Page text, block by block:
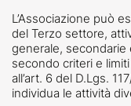
L’Associazione può
del Terzo settore,
generale,
secondo criteri e
all’art. 6 del D.Lgs.
individua le attività